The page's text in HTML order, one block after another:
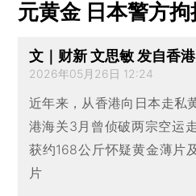
元黄金 日本警方
文｜财新 文思敏 发自香港
2026年05月26日 12:24
近年来，从香港向日本走私
港海关3月曾侦破两宗空运
获约168公斤怀疑黄金薄片
片